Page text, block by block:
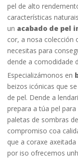
pel de alto
características
un acabado de pel
cor, a nosa colección
necesitas para
dende a comodidade
Especializámonos en
beizos icónicas que
de pel. Dende a
prepara a túa pel
paletas de sombras
compromiso coa
que a coraxe
por iso ofrecemos